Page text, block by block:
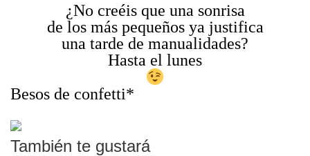
¿No creéis que una sonrisa
de los más pequeños ya justifica
una tarde de manualidades?
Hasta el lunes
Besos de confetti*
También te gustará